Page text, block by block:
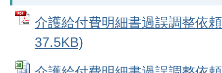
介護給付費明細書過誤調整依
37.5KB)